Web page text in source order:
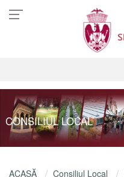
CONSILIUL LOCAL
ACASĂ Consiliul Local